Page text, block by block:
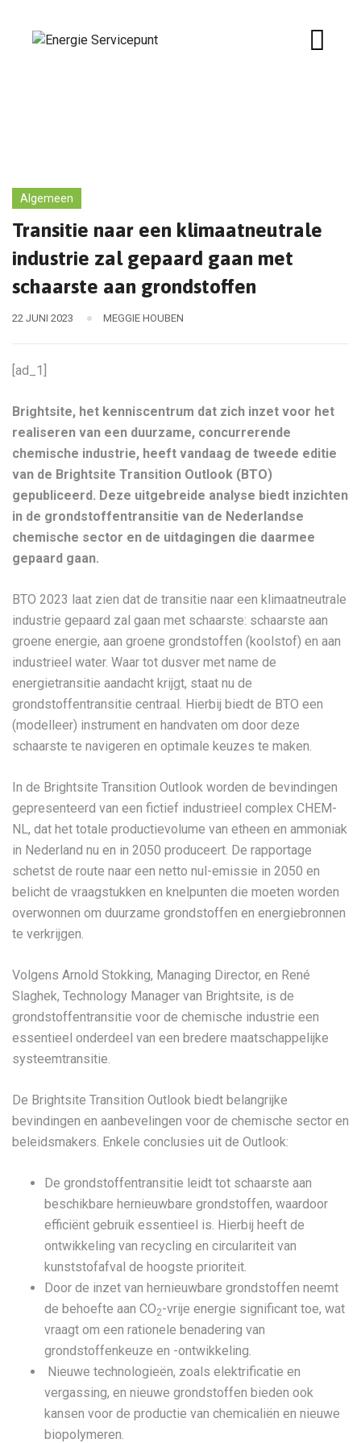
content
Algemeen
Transitie naar een klimaatneutrale
industrie zal gepaard gaan met
schaarste aan grondstoffen
22 JUNI 2023 MEGGIE HOUBEN
[ad_1]
Brightsite, het kenniscentrum dat zich inzet voor het
realiseren van een duurzame, concurrerende
chemische industrie, heeft vandaag de tweede editie
van de Brightsite Transition Outlook (BTO)
gepubliceerd. Deze uitgebreide analyse biedt inzichten
in de grondstoffentransitie van de Nederlandse
chemische sector en de uitdagingen die daarmee
gepaard gaan.
BTO 2023 laat zien dat de transitie naar een klimaatneutrale
industrie gepaard zal gaan met schaarste: schaarste aan
groene energie, aan groene grondstoffen (koolstof) en aan
industrieel water. Waar tot dusver met name de
energietransitie aandacht krijgt, staat nu de
grondstoffentransitie centraal. Hierbij biedt de BTO een
(modelleer) instrument en handvaten om door deze
schaarste te navigeren en optimale keuzes te maken.
In de Brightsite Transition Outlook worden de bevindingen
gepresenteerd van een fictief industrieel complex CHEM-
NL, dat het totale productievolume van etheen en ammoniak
in Nederland nu en in 2050 produceert. De rapportage
schetst de route naar een netto nul-emissie in 2050 en
belicht de vraagstukken en knelpunten die moeten worden
overwonnen om duurzame grondstoffen en energiebronnen
te verkrijgen.
Volgens Arnold Stokking, Managing Director, en René
Slaghek, Technology Manager van Brightsite, is de
grondstoffentransitie voor de chemische industrie een
essentieel onderdeel van een bredere maatschappelijke
systeemtransitie.
De Brightsite Transition Outlook biedt belangrijke
bevindingen en aanbevelingen voor de chemische sector en
beleidsmakers. Enkele conclusies uit de Outlook:
De grondstoffentransitie leidt tot schaarste aan
beschikbare hernieuwbare grondstoffen, waardoor
efficiënt gebruik essentieel is. Hierbij heeft de
ontwikkeling van recycling en circulariteit van
kunststofafval de hoogste prioriteit.
Door de inzet van hernieuwbare grondstoffen neemt
de behoefte aan CO2-vrije energie significant toe, wat
vraagt om een rationele benadering van
grondstoffenkeuze en -ontwikkeling.
Nieuwe technologieën, zoals elektrificatie en
vergassing, en nieuwe grondstoffen bieden ook
kansen voor de productie van chemicaliën en nieuwe
biopolymeren.